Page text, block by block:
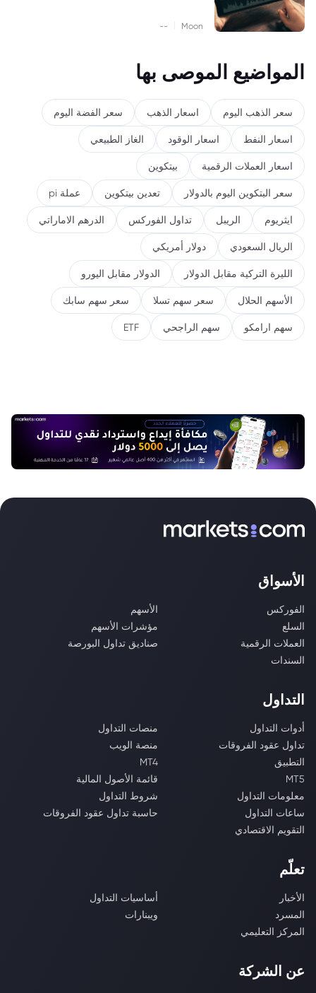
Moon
--
المواضيع الموصى بها
سعر الذهب اليوم اسعار الذهب سعر الفضة اليوم
اسعار النفط اسعار الوقود الغاز الطبيعي
اسعار العملات الرقمية بيتكوين
سعر البتكوين اليوم بالدولار تعدين بيتكوين عملة pi
ايثريوم الريبل تداول الفوركس الدرهم الاماراتي
الريال السعودي دولار أمريكي
الليرة التركية مقابل الدولار الدولار مقابل اليورو
الأسهم الحلال سعر سهم تسلا سعر سهم سابك
سهم ارامكو سهم الراجحي ETF
الأسواق
الفوركس
الأسهم
السلع
مؤشرات الأسهم
العملات الرقمية
صناديق تداول البورصة
السندات
التداول
أدوات التداول
منصات التداول
تداول عقود الفروقات
منصة الويب
التطبيق
MT4
MT5
قائمة الأصول المالية
معلومات التداول
شروط التداول
ساعات التداول
حاسبة تداول عقود الفروقات
التقويم الاقتصادي
تعلّم
الأخبار
أساسيات التداول
المسرد
ويبنارات
المركز التعليمي
عن الشركة